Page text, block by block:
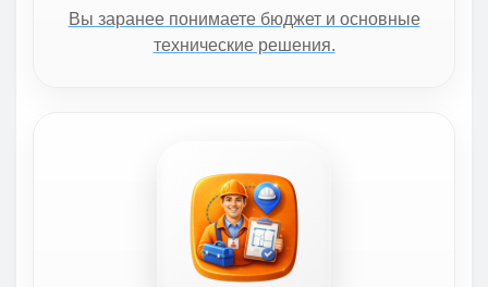
Вы заранее понимаете бюджет и основные
технические решения.